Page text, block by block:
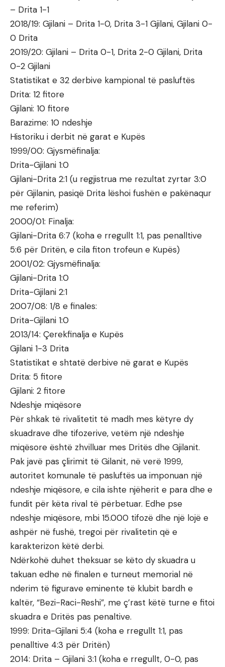
– Drita 1-1
2018/19: Gjilani – Drita 1-0, Drita 3-1 Gjilani, Gjilani 0-
0 Drita
2019/20: Gjilani – Drita 0-1, Drita 2-0 Gjilani, Drita
0-2 Gjilani
Statistikat e 32 derbive kampional të pasluftës
Drita: 12 fitore
Gjilani: 10 fitore
Barazime: 10 ndeshje
Historiku i derbit në garat e Kupës
1999/00: Gjysmëfinalja:
Drita-Gjilani 1:0
Gjilani-Drita 2:1 (u regjistrua me rezultat zyrtar 3:0
për Gjilanin, pasiqë Drita lëshoi fushën e pakënaqur
me referim)
2000/01: Finalja:
Gjilani-Drita 6:7 (koha e rregullt 1:1, pas penalltive
5:6 për Dritën, e cila fiton trofeun e Kupës)
2001/02: Gjysmëfinalja:
Gjilani-Drita 1:0
Drita-Gjilani 2:1
2007/08: 1/8 e finales:
Drita-Gjilani 1:0
2013/14: Çerekfinalja e Kupës
Gjilani 1-3 Drita
Statistikat e shtatë derbive në garat e Kupës
Drita: 5 fitore
Gjilani: 2 fitore
Ndeshje miqësore
Për shkak të rivalitetit të madh mes këtyre dy
skuadrave dhe tifozerive, vetëm një ndeshje
miqësore është zhvilluar mes Dritës dhe Gjilanit.
Pak javë pas çlirimit të Gilanit, në verë 1999,
autoritet komunale të pasluftës ua imponuan një
ndeshje miqësore, e cila ishte njëherit e para dhe e
fundit për këta rival të përbetuar. Edhe pse
ndeshje miqësore, mbi 15.000 tifozë dhe një lojë e
ashpër në fushë, tregoi për rivalitetin që e
karakterizon këtë derbi.
Ndërkohë duhet theksuar se këto dy skuadra u
takuan edhe në finalen e turneut memorial në
nderim të figurave eminente të klubit bardh e
kaltër, “Bezi-Raci-Reshi”, me ç’rast këtë turne e fitoi
skuadra e Dritës pas penaltive.
1999: Drita-Gjilani 5:4 (koha e rregullt 1:1, pas
penalltive 4:3 për Dritën)
2014: Drita – Gjilani 3:1 (koha e rregullt, 0-0, pas